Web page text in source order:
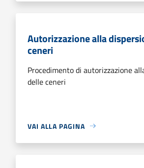
Autorizzazione alla
ceneri
Procedimento di autorizzazione
delle ceneri
VAI ALLA PAGINA